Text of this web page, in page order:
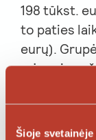
Šioje
198 tūkst.
to paties
eurų).
mėnesius
pelno,
pat
eurų).